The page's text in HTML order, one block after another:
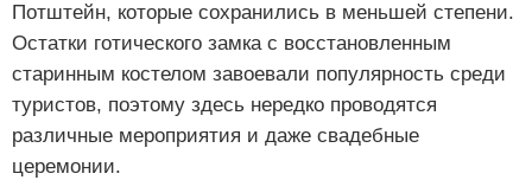
Потштейн, которые сохранились в меньшей степени.
Остатки готического замка с восстановленным
старинным костелом завоевали популярность среди
туристов, поэтому здесь нередко проводятся
различные мероприятия и даже свадебные
церемонии.